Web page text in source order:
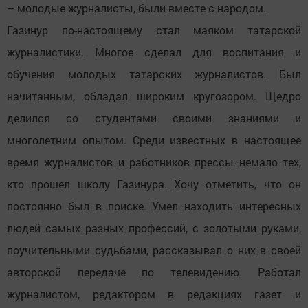
– молодые журналисты, были вместе с народом.
Газинур по-настоящему стал маяком татарской
журналистики. Многое сделал для воспитания и
обучения молодых татарских журналистов. Был
начитанным, обладал широким кругозором. Щедро
делился со студентами своими знаниями и
многолетним опытом. Среди известных в настоящее
время журналистов и работников прессы немало тех,
кто прошел школу Газинура. Хочу отметить, что он
постоянно был в поиске. Умел находить интересных
людей самых разных профессий, с золотыми руками,
поучительными судьбами, рассказывал о них в своей
авторской передаче по телевидению. Работал
журналистом, редактором в редакциях газет и